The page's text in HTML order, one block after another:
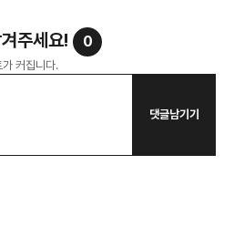
주세요! 0
커집니다.
댓글남기기